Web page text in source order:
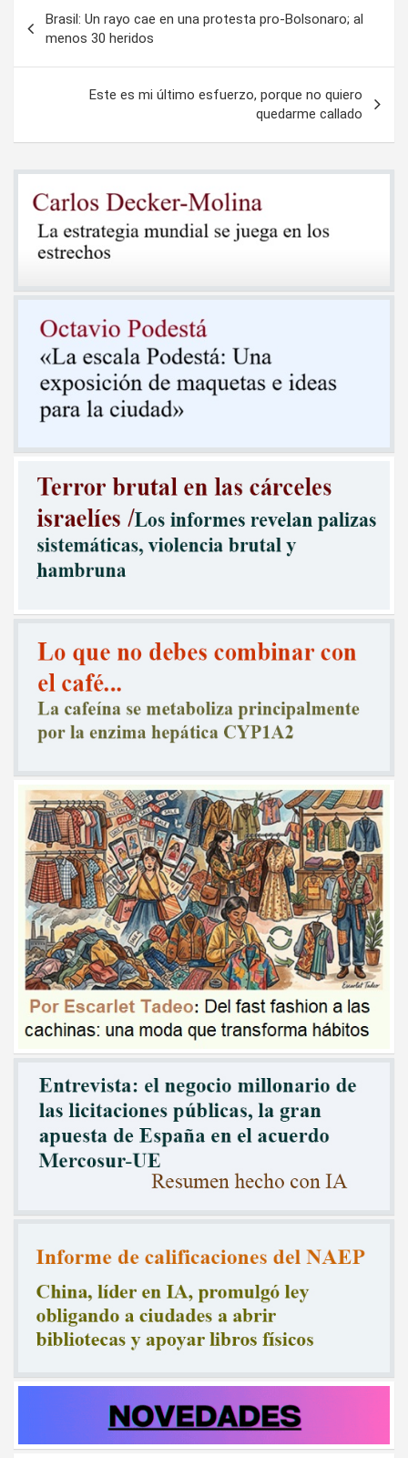
de
entradas
Brasil: Un rayo cae en una protesta pro-Bolsonaro; al
menos 30 heridos
Este es mi último esfuerzo, porque no quiero
quedarme callado